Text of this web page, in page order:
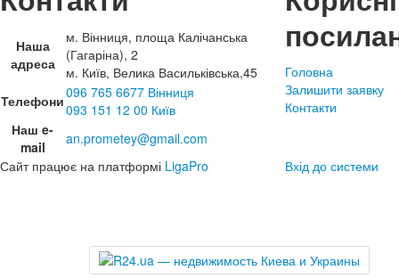
Наша
адреса
м. Вінниця, площа Калічанська
(Гагаріна), 2
м. Київ, Велика Васильківська,45
Телефони096 765 6677 Вінниця
093 151 12 00 Київ
Наш e-
mail
an.prometey@gmail.com
Головна
Залишити заявку
Контакти
Сайт працює на платформі LigaPro Вхід до системи